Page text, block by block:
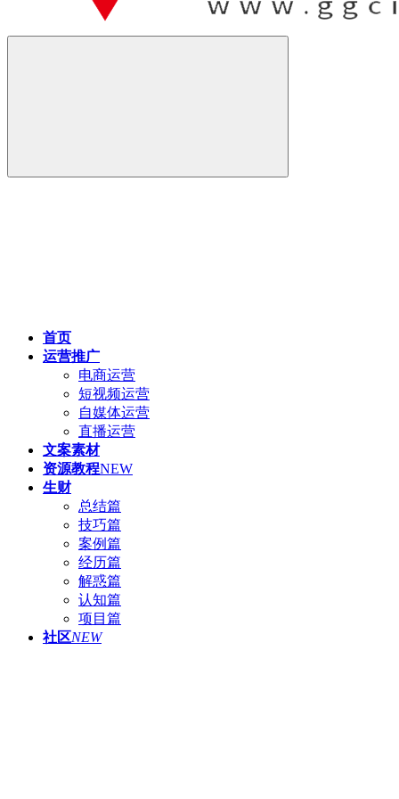
首页
运营推广
电商运营
短视频运营
自媒体运营
直播运营
文案素材
资源教程NEW
生财
总结篇
技巧篇
案例篇
经历篇
解惑篇
认知篇
项目篇
社区NEW